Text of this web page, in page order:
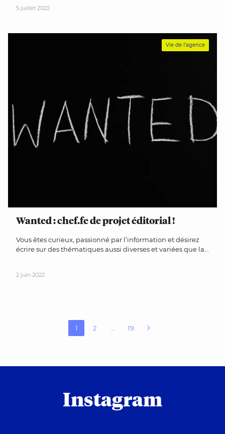
5 juillet 2022
Wanted : chef.fe de projet éditorial !
Vous êtes curieux, passionné par l’information et désirez
écrire sur des thématiques aussi diverses et variées que la...
2 juin 2022
Vie de l'agence
Navigation des articles
1 2 19
Instagram